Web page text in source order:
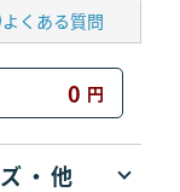
よくある質問
0 円
・他